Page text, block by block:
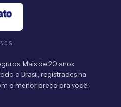
Mais de 20 anos
o Brasil, registrados na
o menor preço pra você.